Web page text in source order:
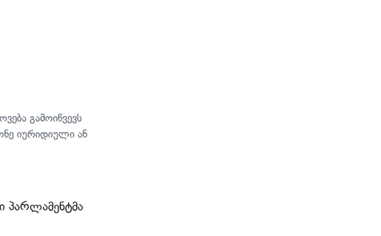
გამოიწვევს
იურიდიული ან
პარლამენტმა